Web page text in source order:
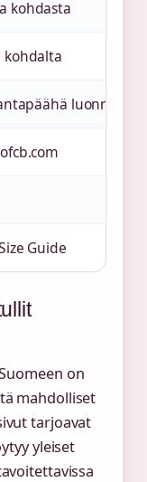
kohdasta
kohdalta
Guide
on
mahdolliset
tarjoavat
yleiset